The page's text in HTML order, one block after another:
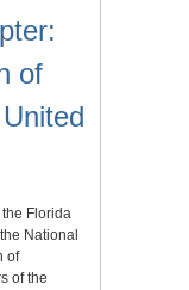
of
the Florida
National
of
of the